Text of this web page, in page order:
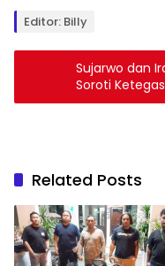
Editor: Billy
Sujarwo dan
Soroti
Merangkul
Related Posts